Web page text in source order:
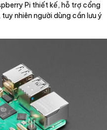
Pi thiết kế, hỗ trợ cổng
nhiên người dùng cần lưu ý